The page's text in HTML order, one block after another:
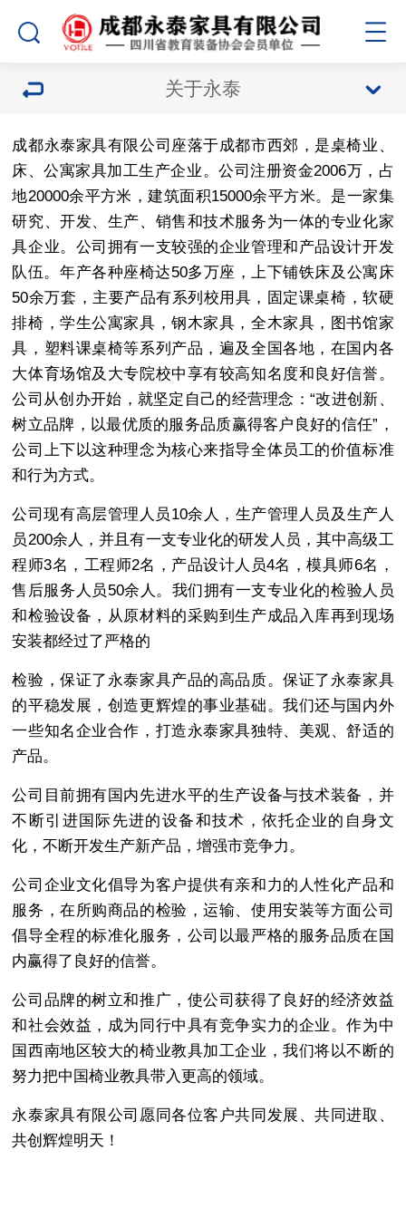
关于永泰
成都永泰家具有限公司座落于成都市西郊，是桌椅业、
床、公寓家具加工生产企业。公司注册资金2006万，占
地20000余平方米，建筑面积15000余平方米。是一家集
研究、开发、生产、销售和技术服务为一体的专业化家
具企业。公司拥有一支较强的企业管理和产品设计开发
队伍。年产各种座椅达50多万座，上下铺铁床及公寓床
50余万套，主要产品有系列校用具，固定课桌椅，软硬
排椅，学生公寓家具，钢木家具，全木家具，图书馆家
具，塑料课桌椅等系列产品，遍及全国各地，在国内各
大体育场馆及大专院校中享有较高知名度和良好信誉。
公司从创办开始，就坚定自己的经营理念：“改进创新、
树立品牌，以最优质的服务品质赢得客户良好的信任”，
公司上下以这种理念为核心来指导全体员工的价值标准
和行为方式。
公司现有高层管理人员10余人，生产管理人员及生产人
员200余人，并且有一支专业化的研发人员，其中高级工
程师3名，工程师2名，产品设计人员4名，模具师6名，
售后服务人员50余人。我们拥有一支专业化的检验人员
和检验设备，从原材料的采购到生产成品入库再到现场
安装都经过了严格的
检验，保证了永泰家具产品的高品质。保证了永泰家具
的平稳发展，创造更辉煌的事业基础。我们还与国内外
一些知名企业合作，打造永泰家具独特、美观、舒适的
产品。
公司目前拥有国内先进水平的生产设备与技术装备，并
不断引进国际先进的设备和技术，依托企业的自身文
化，不断开发生产新产品，增强市竞争力。
公司企业文化倡导为客户提供有亲和力的人性化产品和
服务，在所购商品的检验，运输、使用安装等方面公司
倡导全程的标准化服务，公司以最严格的服务品质在国
内赢得了良好的信誉。
公司品牌的树立和推广，使公司获得了良好的经济效益
和社会效益，成为同行中具有竞争实力的企业。作为中
国西南地区较大的椅业教具加工企业，我们将以不断的
努力把中国椅业教具带入更高的领域。
永泰家具有限公司愿同各位客户共同发展、共同进取、
共创辉煌明天！